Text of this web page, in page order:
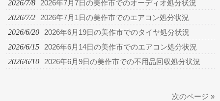
2026/7/8 2026年7月7日の美作市でのオーディオ処分状況
2026/7/2 2026年7月1日の美作市でのエアコン処分状況
2026/6/20 2026年6月19日の美作市でのタイヤ処分状況
2026/6/15 2026年6月14日の美作市でのエアコン処分状況
2026/6/10 2026年6月9日の美作市での不用品回収処分状況
次のページ »